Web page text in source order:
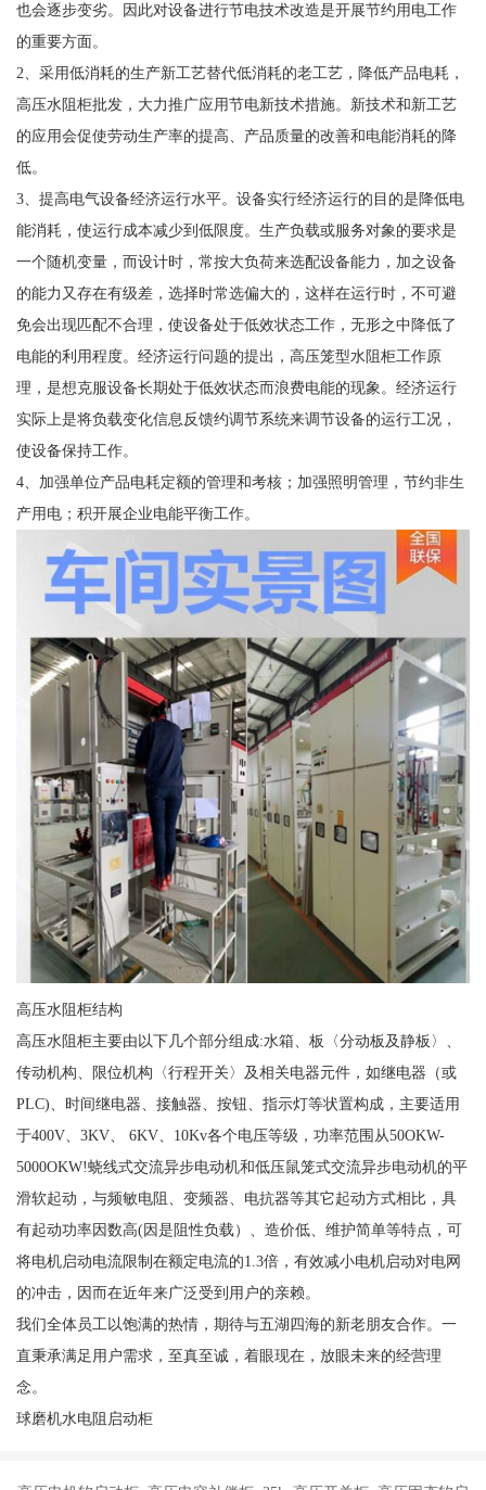
也会逐步变劣。因此对设备进行节电技术改造是开展节约用电工作
的重要方面。
2、采用低消耗的生产新工艺替代低消耗的老工艺，降低产品电耗，
高压水阻柜批发，大力推广应用节电新技术措施。新技术和新工艺
的应用会促使劳动生产率的提高、产品质量的改善和电能消耗的降
低。
3、提高电气设备经济运行水平。设备实行经济运行的目的是降低电
能消耗，使运行成本减少到低限度。生产负载或服务对象的要求是
一个随机变量，而设计时，常按大负荷来选配设备能力，加之设备
的能力又存在有级差，选择时常选偏大的，这样在运行时，不可避
免会出现匹配不合理，使设备处于低效状态工作，无形之中降低了
电能的利用程度。经济运行问题的提出，高压笼型水阻柜工作原
理，是想克服设备长期处于低效状态而浪费电能的现象。经济运行
实际上是将负载变化信息反馈约调节系统来调节设备的运行工况，
使设备保持工作。
4、加强单位产品电耗定额的管理和考核；加强照明管理，节约非生
产用电；积开展企业电能平衡工作。
高压水阻柜结构
高压水阻柜主要由以下几个部分组成:水箱、板〈分动板及静板〉、
传动机构、限位机构〈行程开关〉及相关电器元件，如继电器（或
PLC)、时间继电器、接触器、按钮、指示灯等状置构成，主要适用
于400V、3KV、 6KV、10Kv各个电压等级，功率范围从50OKW-
5000OKW!蛲线式交流异步电动机和低压鼠笼式交流异步电动机的平
滑软起动，与频敏电阻、变频器、电抗器等其它起动方式相比，具
有起动功率因数高(因是阻性负载）、造价低、维护简单等特点，可
将电机启动电流限制在额定电流的1.3倍，有效减小电机启动对电网
的冲击，因而在近年来广泛受到用户的亲赖。
我们全体员工以饱满的热情，期待与五湖四海的新老朋友合作。一
直秉承满足用户需求，至真至诚，着眼现在，放眼未来的经营理
念。
球磨机水电阻启动柜